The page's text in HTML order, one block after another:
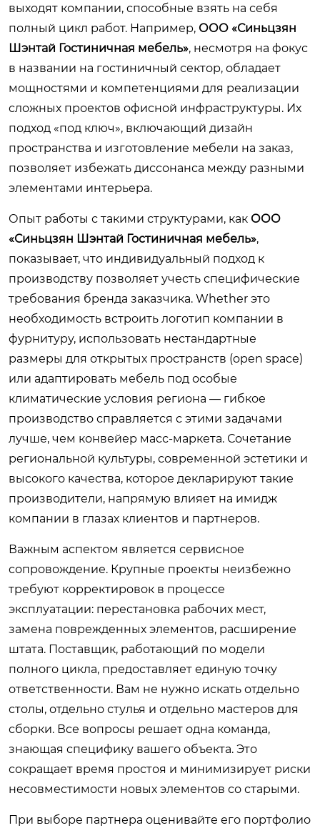
выходят компании, способные взять на себя
полный цикл работ. Например, ООО «Синьцзян
Шэнтай Гостиничная мебель», несмотря на фокус
в названии на гостиничный сектор, обладает
мощностями и компетенциями для реализации
сложных проектов офисной инфраструктуры. Их
подход «под ключ», включающий дизайн
пространства и изготовление мебели на заказ,
позволяет избежать диссонанса между разными
элементами интерьера.
Опыт работы с такими структурами, как ООО
«Синьцзян Шэнтай Гостиничная мебель»,
показывает, что индивидуальный подход к
производству позволяет учесть специфические
требования бренда заказчика. Whether это
необходимость встроить логотип компании в
фурнитуру, использовать нестандартные
размеры для открытых пространств (open space)
или адаптировать мебель под особые
климатические условия региона — гибкое
производство справляется с этими задачами
лучше, чем конвейер масс-маркета. Сочетание
региональной культуры, современной эстетики и
высокого качества, которое декларируют такие
производители, напрямую влияет на имидж
компании в глазах клиентов и партнеров.
Важным аспектом является сервисное
сопровождение. Крупные проекты неизбежно
требуют корректировок в процессе
эксплуатации: перестановка рабочих мест,
замена поврежденных элементов, расширение
штата. Поставщик, работающий по модели
полного цикла, предоставляет единую точку
ответственности. Вам не нужно искать отдельно
столы, отдельно стулья и отдельно мастеров для
сборки. Все вопросы решает одна команда,
знающая специфику вашего объекта. Это
сокращает время простоя и минимизирует риски
несовместимости новых элементов со старыми.
При выборе партнера оценивайте его портфолио